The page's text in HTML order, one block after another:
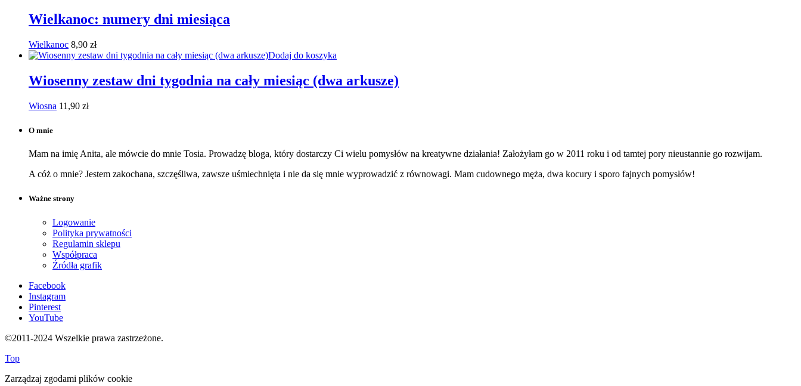
Wielkanoc: numery dni miesiąca
Wielkanoc 8,90 zł
Dodaj do koszyka
Wiosenny zestaw dni tygodnia na cały miesiąc (dwa arkusze)
Wiosna 11,90 zł
O mnie
Mam na imię Anita, ale mówcie do mnie Tosia. Prowadzę bloga, który dostarczy Ci wielu pomysłów na kreatywne działania! Założyłam go w 2011 roku i od tamtej pory nieustannie go rozwijam.
A cóż o mnie? Jestem zakochana, szczęśliwa, zawsze uśmiechnięta i nie da się mnie wyprowadzić z równowagi. Mam cudownego męża, dwa kocury i sporo fajnych pomysłów!
Ważne strony
Logowanie
Polityka prywatności
Regulamin sklepu
Współpraca
Źródła grafik
Facebook
Instagram
Pinterest
YouTube
©2011-2024 Wszelkie prawa zastrzeżone.
Top
Zarządzaj zgodami plików cookie